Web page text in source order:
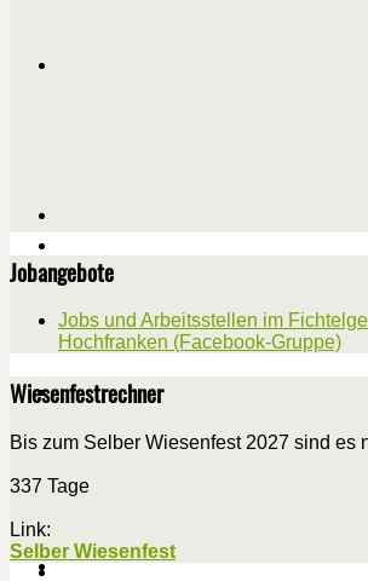
Jobangebote
Jobs und Arbeitsstellen im
Hochfranken (Facebook-Gruppe)
Wiesenfestrechner
Bis zum Selber Wiesenfest 2027 sind es
337 Tage
Link:
Selber Wiesenfest